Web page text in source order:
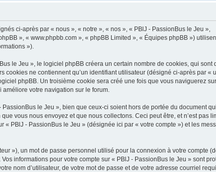
ci-après par « nous », « notre », « nos », « PBlJ - PassionBus le Jeu »,
», « www.phpbb.com », « phpBB Limited », « Équipes phpBB »)
»).
le Jeu », le logiciel phpBB créera un certain nombre de cookies, qui sont
ne contiennent qu’un identifiant utilisateur (désigné ci-après par «
phpBB. Un troisième cookie sera créé une fois que vous naviguerez
votre navigation sur le forum.
le Jeu », bien que ceux-ci soient hors de portée du document
vous nous envoyez et que nous collectons. Ceci peut être, et n’est pas
PBlJ - PassionBus le Jeu » (désignée ici par « votre compte ») et les
»), un mot de passe personnel utilisé pour la connexion à votre compte
informations pour votre compte sur « PBlJ - PassionBus le Jeu » sont
nom d’utilisateur, de votre mot de passe et de votre adresse courriel